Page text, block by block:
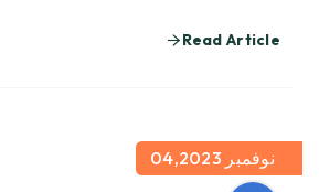
Read Article
نوفمبر 04,2023